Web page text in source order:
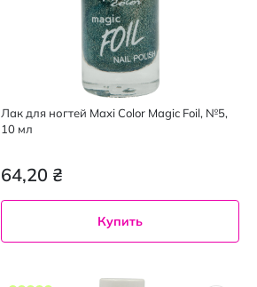
Лак для ногтей Maxi Color Magic Foil, №5,
10 мл
64,20 ₴
Купить